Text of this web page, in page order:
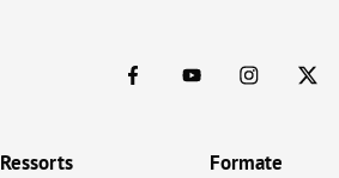
Ressorts Formate